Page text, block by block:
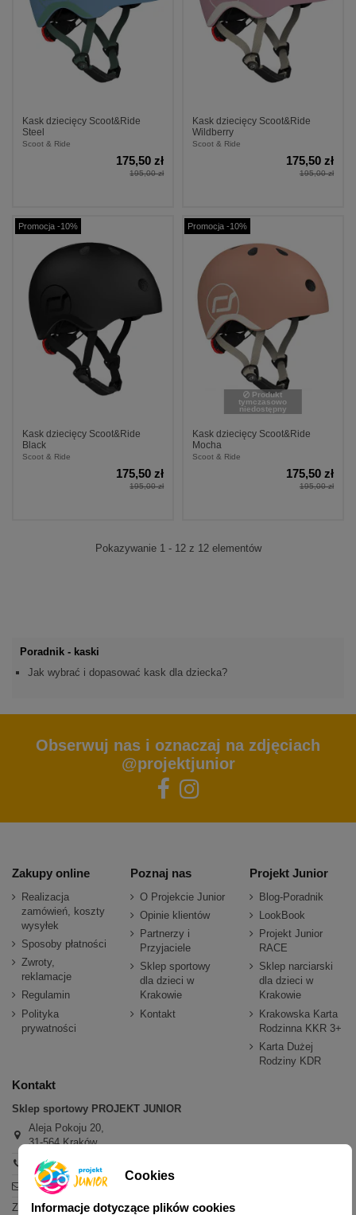
Kask dziecięcy Scoot&Ride
Steel
Scoot & Ride
175,50 zł
195,00 zł
Kask dziecięcy Scoot&Ride
Wildberry
Scoot & Ride
175,50 zł
195,00 zł
Promocja -10%
Kask dziecięcy Scoot&Ride
Black
Scoot & Ride
175,50 zł
195,00 zł
Promocja -10%
Produkt
tymczasowo
niedostępny
Kask dziecięcy Scoot&Ride
Mocha
Scoot & Ride
175,50 zł
195,00 zł
Pokazywanie 1 - 12 z 12 elementów
Poradnik - kaski
Jak wybrać i dopasować kask dla dziecka?
Obserwuj nas i oznaczaj na zdjęciach
@projektjunior
Zakupy online
Realizacja
zamówień, koszty
wysyłek
Sposoby płatności
Zwroty,
reklamacje
Regulamin
Polityka
prywatności
Poznaj nas
O Projekcie Junior
Opinie klientów
Partnerzy i
Przyjaciele
Sklep sportowy
dla dzieci w
Krakowie
Kontakt
Projekt Junior
Blog-Poradnik
LookBook
Projekt Junior
RACE
Sklep narciarski
dla dzieci w
Krakowie
Krakowska Karta
Rodzinna KKR 3+
Karta Dużej
Rodziny KDR
Kontakt
Sklep sportowy PROJEKT JUNIOR
Aleja Pokoju 20,
31-564 Kraków
+48 600 779 897
sklep@projektjunior.pl
Zapraszamy do sklepu stacjonarnego:
Cookies
Informacje dotyczące plików cookies